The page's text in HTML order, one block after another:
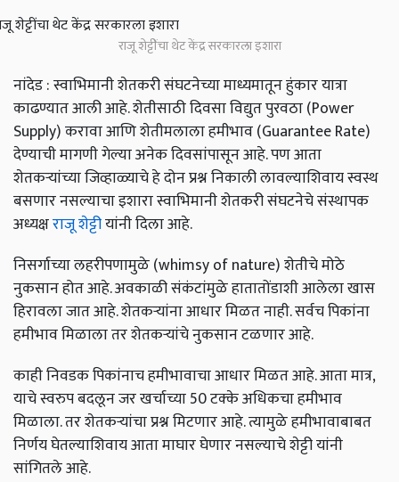
राजू शेट्टींचा थेट केंद्र सरकारला इशारा
नांदेड : स्वाभिमानी शेतकरी संघटनेच्या माध्यमातून हुंकार यात्रा
काढण्यात आली आहे. शेतीसाठी दिवसा विद्युत पुरवठा (Power
Supply) करावा आणि शेतीमलाला हमीभाव (Guarantee Rate)
देण्याची मागणी गेल्या अनेक दिवसांपासून आहे. पण आता
शेतकऱ्यांच्या जिव्हाळ्याचे हे दोन प्रश्न निकाली लावल्याशिवाय स्वस्थ
बसणार नसल्याचा इशारा स्वाभिमानी शेतकरी संघटनेचे संस्थापक
अध्यक्षराजू शेट्टीयांनी दिला आहे.
निसर्गाच्या लहरीपणामुळे (whimsy of nature) शेतीचे मोठे
नुकसान होत आहे. अवकाळी संकंटांमुळे हातातोंडाशी आलेला खास
हिरावला जात आहे. शेतकऱ्यांना आधार मिळत नाही. सर्वच पिकांना
हमीभाव मिळाला तर शेतकऱ्यांचे नुकसान टळणार आहे.
काही निवडक पिकांनाच हमीभावाचा आधार मिळत आहे. आता मात्र,
याचे स्वरुप बदलून जर खर्चाच्या 50 टक्के अधिकचा हमीभाव
मिळाला. तर शेतकऱ्यांचा प्रश्न मिटणार आहे. त्यामुळे हमीभावाबाबत
निर्णय घेतल्याशिवाय आता माघार घेणार नसल्याचे शेट्टी यांनी
सांगितले आहे.